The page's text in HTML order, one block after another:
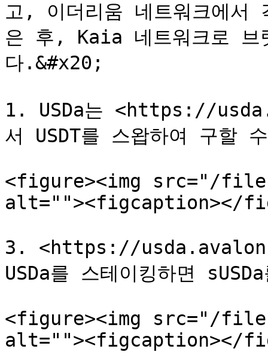
고, 이더리움 네트워크에서
은 후, Kaia 네트워크로 브
다.&#x20;
1. USDa는 <https://
서 USDT를 스왑하여 구할
<figure><img src="/
alt=""><figcaption></
3. <https://
USDa를 스테이킹하면
<figure><img src="/
alt=""><figcaption></